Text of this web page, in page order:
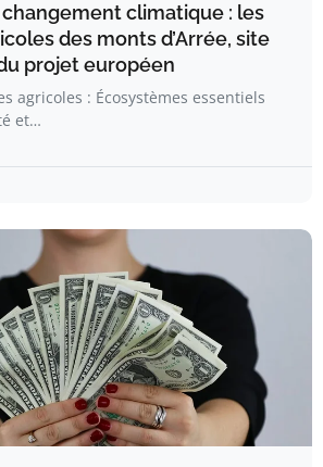
climatique : les
des monts d’Arrée, site
projet européen
agricoles : Écosystèmes essentiels
et…